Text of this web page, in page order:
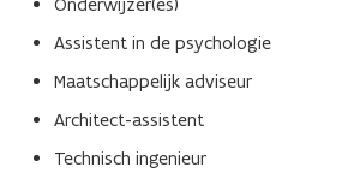
Assistent in de psychologie
Maatschappelijk adviseur
Architect-assistent
Technisch ingenieur